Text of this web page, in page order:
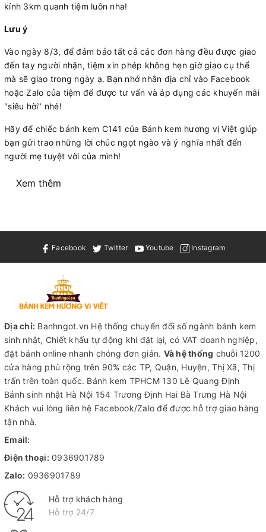
kính 3km quanh tiệm luôn nha!
Lưu ý
Vào ngày 8/3, để đảm bảo tất cả các đơn hàng đều được giao
đến tay người nhận, tiệm xin phép không hẹn giờ giao cụ thể
mà sẽ giao trong ngày ạ. Bạn nhớ nhắn địa chỉ vào Facebook
hoặc Zalo của tiệm để được tư vấn và áp dụng các khuyến mãi
"siêu hời" nhé!
Hãy để chiếc bánh kem C141 của Bánh kem hương vị Việt giúp
bạn gửi trao những lời chúc ngọt ngào và ý nghĩa nhất đến
người mẹ tuyệt vời của mình!
Xem thêm
Facebook Twitter Youtube Instagram
Địa chỉ: Banhngot.vn Hệ thống chuyển đổi số ngành bánh kem
sinh nhật, Chiết khấu tự động khi đặt lại, có VAT doanh nghiệp,
đặt bánh online nhanh chóng đơn giản. Và hệ thống chuỗi 1200
cửa hàng phủ rộng trên 90% các TP, Quận, Huyện, Thị Xã, Thị
trấn trên toàn quốc. Bánh kem TPHCM130 Lê Quang Định
Bánh sinh nhật Hà Nội 154 Trương Định Hai Bà Trưng Hà Nội
Khách vui lòng liên hệ Facebook/Zalo để được hỗ trợ giao hàng
tận nhà.
Email:
Điện thoại: 0936901789
Zalo: 0936901789
Hỗ trợ khách hàng
Hỗ trợ 24/7